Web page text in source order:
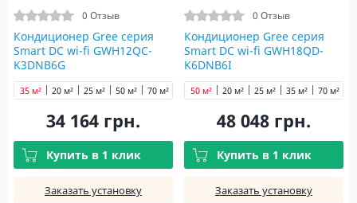
0 Отзыв
Кондиционер Gree серия
Smart DC wi-fi GWH12QC-
K3DNB6G
20 м² 25 м²
35 м² 50 м² 70 м²
34 164 грн.
Купить в 1 клик
Заказать установку
0 Отзыв
Кондиционер Gree серия
Smart DC wi-fi GWH18QD-
K6DNB6I
20 м² 25 м² 35 м²
50 м² 70 м²
48 048 грн.
Купить в 1 клик
Заказать установку